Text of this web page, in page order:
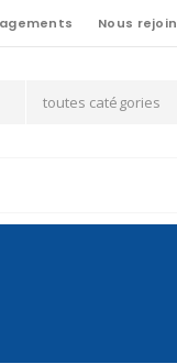
Nous
toutes catégories